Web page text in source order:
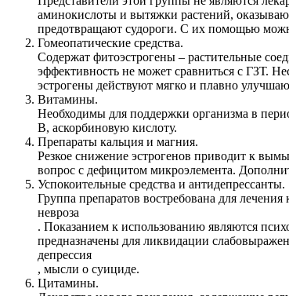
аминокислоты и вытяжки растений,
предотвращают судороги. С их помощью
Гомеопатические средства.
Содержат фитоэстрогены – растительные
эффективность не может сравниться с ГЗТ.
эстрогены действуют мягко и плавно
Витамины.
Необходимы для поддержки организма в
В, аскорбиновую кислоту.
Препараты кальция и магния.
Резкое снижение эстрогенов приводит к
вопрос с дефицитом микроэлемента.
Успокоительные средства и антидепрессанты.
Группа препаратов востребована для лечения
невроза
. Показанием к использованию являются
предназначены для ликвидации
депрессия
, мысли о суициде.
Цитамины.